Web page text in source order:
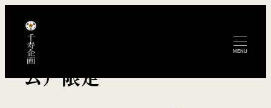
MENU
Instagram(インスタグラ
ム）限定